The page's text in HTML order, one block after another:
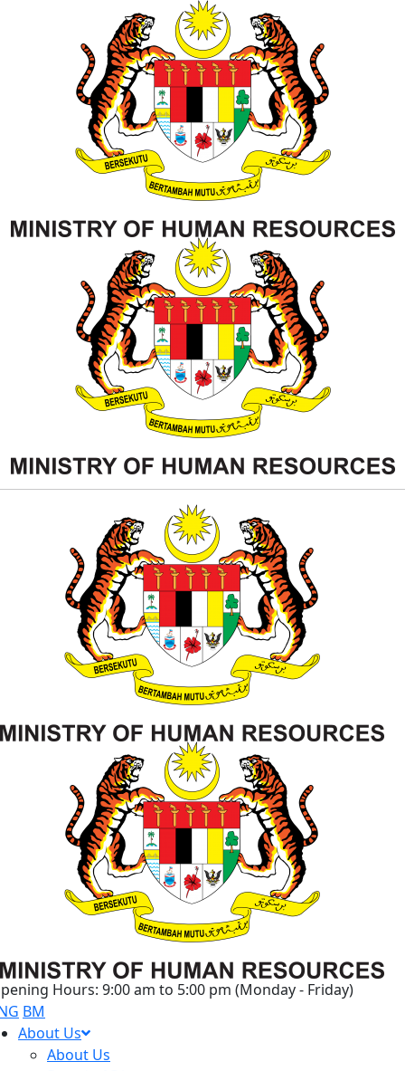
Hours: 9:00 am to 5:00 pm (Monday - Friday)
BM
About Us
About Us